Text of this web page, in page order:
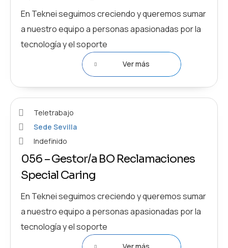
En Teknei seguimos creciendo y queremos sumar
a nuestro equipo a personas apasionadas por la
tecnología y el soporte
Ver más
Teletrabajo
Sede Sevilla
Indefinido
056 – Gestor/a BO Reclamaciones
Special Caring
En Teknei seguimos creciendo y queremos sumar
a nuestro equipo a personas apasionadas por la
tecnología y el soporte